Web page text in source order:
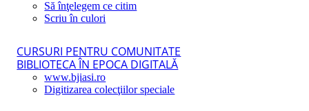
Să înţelegem ce citim
Scriu în culori
CURSURI PENTRU COMUNITATE
BIBLIOTECA ÎN EPOCA DIGITALĂ
www.bjiasi.ro
Digitizarea colecţiilor speciale